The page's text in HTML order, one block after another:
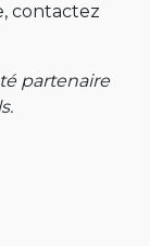
contactez
partenaire